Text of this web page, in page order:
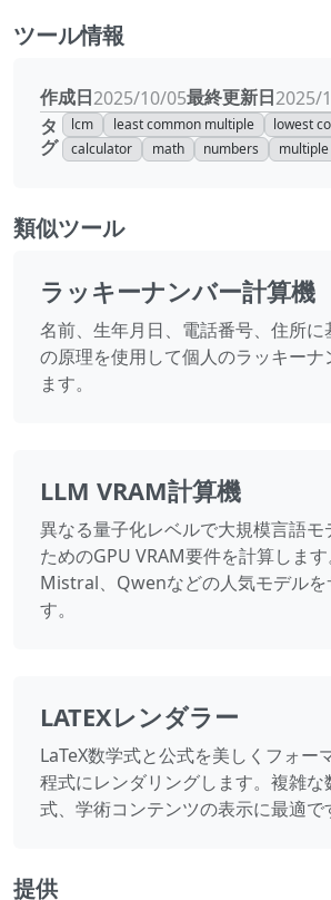
ツール情報
作成日2025/10/05最終更新日2025/
タ
グ
lcm least common multiple
lowest
calculator
math numbers multiple
類似ツール
ラッキーナンバー計算機
名前、生年月日、電話番号、住所
の原理を使用して個人のラッキーナ
ます。
LLM VRAM計算機
異なる量子化レベルで大規模言語モ
ためのGPU VRAM要件を計算します
Mistral、Qwenなどの人気モデルを
す。
LATEXレンダラー
LaTeX数学式と公式を美しくフォー
程式にレンダリングします。複雑な
式、学術コンテンツの表示に最適で
提供